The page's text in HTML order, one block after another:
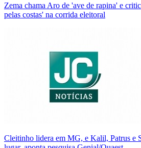
Zema chama Aro de 'ave de rapina' e
pelas costas' na corrida eleitoral
Cleitinho lidera em MG, e Kalil, Patrus e